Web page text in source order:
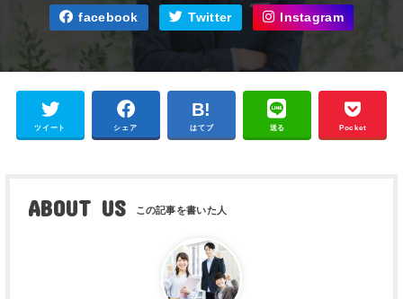
facebook Twitter Instagram
ツイート シェア はてブ 送る Pocket
ABOUT US